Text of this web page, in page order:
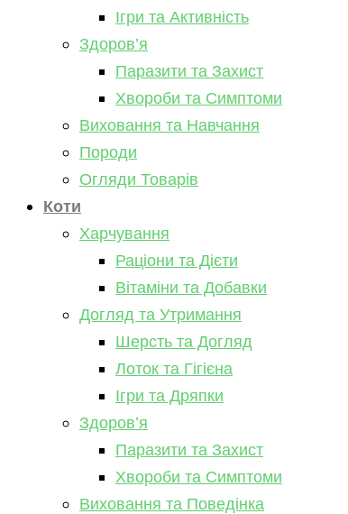
Ігри та Активність
Здоров’я
Паразити та Захист
Хвороби та Симптоми
Виховання та Навчання
Породи
Огляди Товарів
Коти
Харчування
Раціони та Дієти
Вітаміни та Добавки
Догляд та Утримання
Шерсть та Догляд
Лоток та Гігієна
Ігри та Дряпки
Здоров’я
Паразити та Захист
Хвороби та Симптоми
Виховання та Поведінка